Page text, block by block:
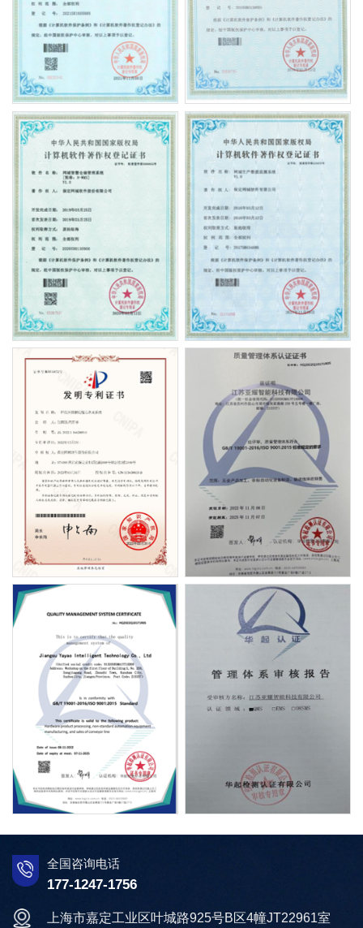
全国咨询电话
177-1247-1756
上海市嘉定工业区叶城路925号B区4幢JT22961室